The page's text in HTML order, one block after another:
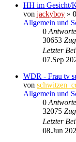
HH im Gesicht/
von jackyboy »
Allgemein und
0
30653
Letzter
07.Sep
WDR - Frau tv
von
Allgemein und
0
32075
Letzter
08.Jun